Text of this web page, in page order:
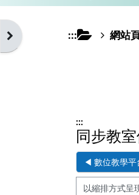
開啟區塊抽屜 ::: 網站
:::
同步教
◀︎ 數位教學平
顯示模式